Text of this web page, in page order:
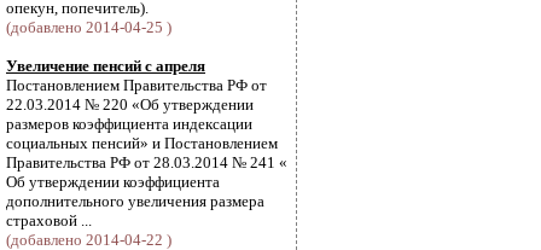
опекун, попечитель).
(добавлено 2014-04-25 )
Увеличение пенсий с апреля
Постановлением Правительства РФ от
22.03.2014 № 220 «Об утверждении
размеров коэффициента индексации
социальных пенсий» и Постановлением
Правительства РФ от 28.03.2014 № 241 «
Об утверждении коэффициента
дополнительного увеличения размера
страховой ...
(добавлено 2014-04-22 )